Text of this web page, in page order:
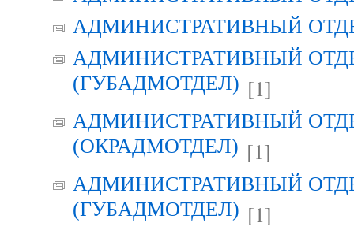
АДМИНИСТРАТИВНЫЙ
АДМИНИСТРАТИВНЫЙ
(ГУБАДМОТДЕЛ) [1]
АДМИНИСТРАТИВНЫЙ
(ОКРАДМОТДЕЛ) [1]
АДМИНИСТРАТИВНЫЙ
(ГУБАДМОТДЕЛ) [1]